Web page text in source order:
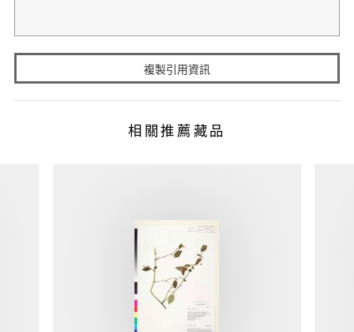
複製引用資訊
相關推薦藏品